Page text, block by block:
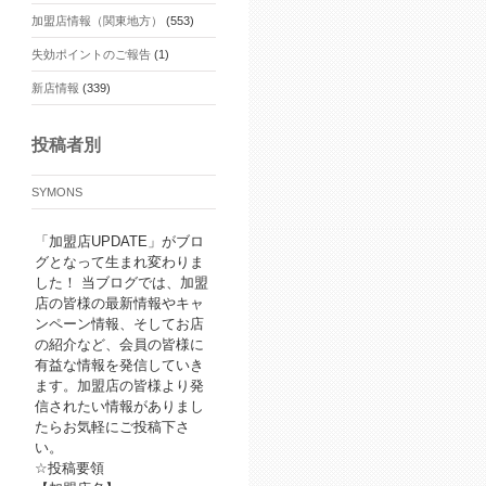
加盟店情報（関東地方） (553)
失効ポイントのご報告(1)
新店情報 (339)
投稿者別
SYMONS
「加盟店UPDATE」がブロ
グとなって生まれ変わりま
した！ 当ブログでは、加盟
店の皆様の最新情報やキャ
ンペーン情報、そしてお店
の紹介など、会員の皆様に
有益な情報を発信していき
ます。加盟店の皆様より発
信されたい情報がありまし
たらお気軽にご投稿下さ
い。
☆投稿要領